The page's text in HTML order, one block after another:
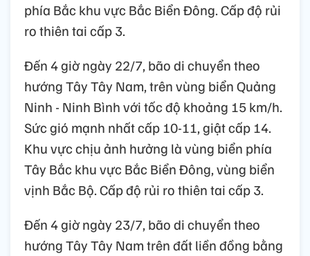
phía Bắc khu vực Bắc Biển Đông. Cấp độ rủi
ro thiên tai cấp 3.
Đến 4 giờ ngày 22/7, bão di chuyển theo
hướng Tây Tây Nam, trên vùng biển Quảng
Ninh - Ninh Bình với tốc độ khoảng 15 km/h.
Sức gió mạnh nhất cấp 10-11, giật cấp 14.
Khu vực chịu ảnh hưởng là vùng biển phía
Tây Bắc khu vực Bắc Biển Đông, vùng biển
vịnh Bắc Bộ. Cấp độ rủi ro thiên tai cấp 3.
Đến 4 giờ ngày 23/7, bão di chuyển theo
hướng Tây Tây Nam trên đất liền đồng bằng